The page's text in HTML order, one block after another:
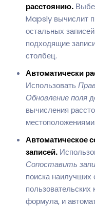
расстоянию.
Mapsly вычислит
остальных
подходящие
столбец.
Автоматически
Использовать
Обновление поля
вычисления
местоположениями.
Автоматическое
записей.
Сопоставить
поиска наилучших
пользовательских
формула, и